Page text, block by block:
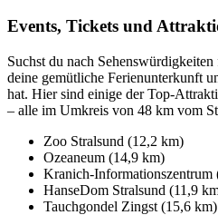
Events, Tickets und
Suchst du nach
deine gemütliche Ferienunterkunft
hat. Hier sind einige der Top-
– alle im Umkreis von 48 km vom
Zoo Stralsund (12,2 km)
Ozeaneum (14,9 km)
Kranich-Informationszentrum
HanseDom Stralsund (11,9
Tauchgondel Zingst (15,6 km)